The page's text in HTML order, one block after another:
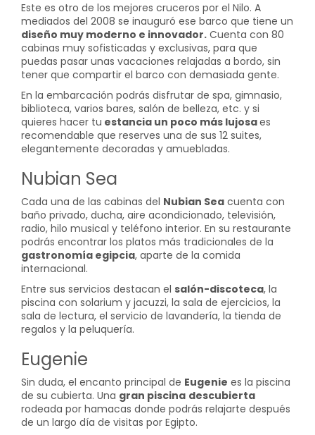
Este es otro de los mejores cruceros por el Nilo. A
mediados del 2008 se inauguró ese barco que tiene un
diseño muy moderno e innovador. Cuenta con 80
cabinas muy sofisticadas y exclusivas, para que
puedas pasar unas vacaciones relajadas a bordo, sin
tener que compartir el barco con demasiada gente.
En la embarcación podrás disfrutar de spa, gimnasio,
biblioteca, varios bares, salón de belleza, etc. y si
quieres hacer tu estancia un poco más lujosaes
recomendable que reserves una de sus 12 suites,
elegantemente decoradas y amuebladas.
Nubian Sea
Cada una de las cabinas del Nubian Sea cuenta con
baño privado, ducha, aire acondicionado, televisión,
radio, hilo musical y teléfono interior. En su restaurante
podrás encontrar los platos más tradicionales de la
gastronomía egipcia, aparte de la comida
internacional.
Entre sus servicios destacan el salón-discoteca, la
piscina con solarium y jacuzzi, la sala de ejercicios, la
sala de lectura, el servicio de lavandería, la tienda de
regalos y la peluquería.
Eugenie
Sin duda, el encanto principal de Eugenie es la piscina
de su cubierta. Una gran piscina descubierta
rodeada por hamacas donde podrás relajarte después
de un largo día de visitas por Egipto.